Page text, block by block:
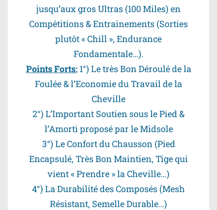
jusqu’aux gros Ultras (100 Miles) en
Compétitions & Entrainements (Sorties
plutôt « Chill », Endurance
Fondamentale…).
Points Forts:1°) Le très Bon Déroulé de la
Foulée & l’Economie du Travail de la
Cheville
2°) L’Important Soutien sous le Pied &
l’Amorti proposé par le Midsole
3°) Le Confort du Chausson (Pied
Encapsulé, Très Bon Maintien, Tige qui
vient « Prendre » la Cheville…)
4°) La Durabilité des Composés (Mesh
Résistant, Semelle Durable…)